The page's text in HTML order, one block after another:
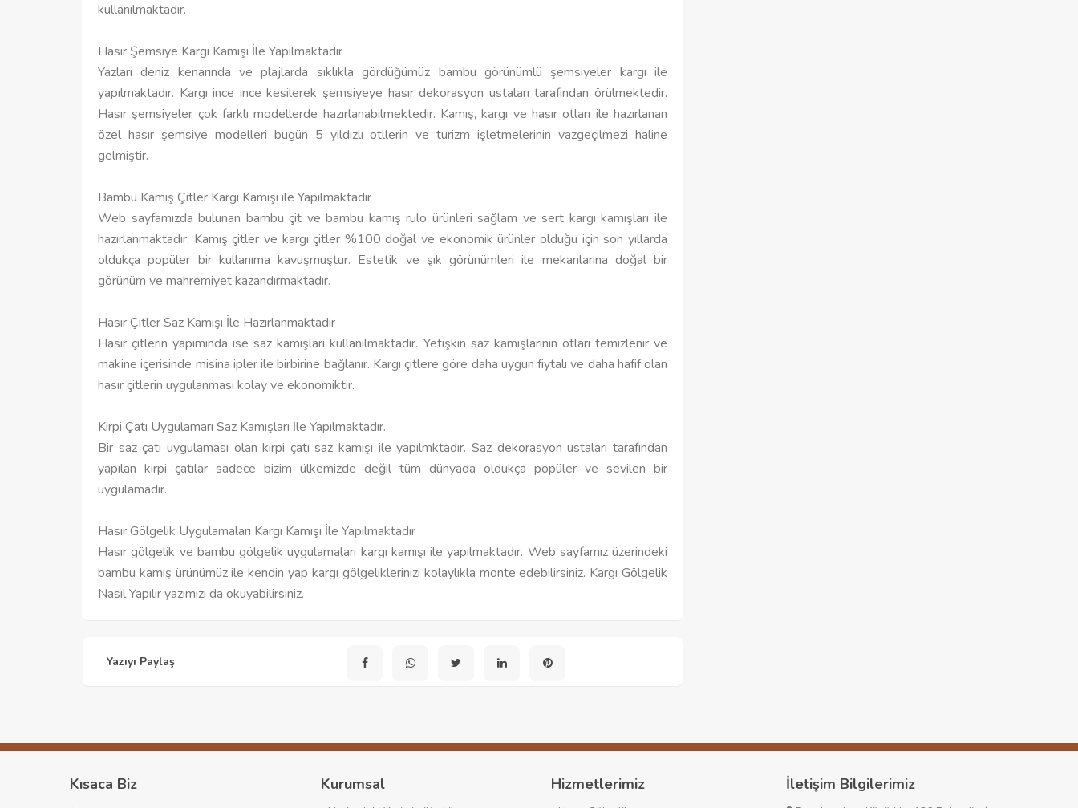
kullanılmaktadır.
Hasır Şemsiye Kargı Kamışı İle Yapılmaktadır
Yazları deniz kenarında ve plajlarda sıklıkla gördüğümüz bambu görünümlü şemsiyeler kargı ile
yapılmaktadır. Kargı ince ince kesilerek şemsiyeye hasır dekorasyon ustaları tarafından örülmektedir.
Hasır şemsiyeler çok farklı modellerde hazırlanabilmektedir. Kamış, kargı ve hasır otları ile hazırlanan
özel hasır şemsiye modelleri bugün 5 yıldızlı otllerin ve turizm işletmelerinin vazgeçilmezi haline
gelmiştir.
Bambu Kamış Çitler Kargı Kamışı ile Yapılmaktadır
Web sayfamızda bulunan bambu çit ve bambu kamış rulo ürünleri sağlam ve sert kargı kamışları ile
hazırlanmaktadır. Kamış çitler ve kargı çitler %100 doğal ve ekonomik ürünler olduğu için son yıllarda
oldukça popüler bir kullanıma kavuşmuştur. Estetik ve şık görünümleri ile mekanlarına doğal bir
görünüm ve mahremiyet kazandırmaktadır.
Hasır Çitler Saz Kamışı İle Hazırlanmaktadır
Hasır çitlerin yapımında ise saz kamışları kullanılmaktadır. Yetişkin saz kamışlarının otları temizlenir ve
makine içerisinde misina ipler ile birbirine bağlanır. Kargı çitlere göre daha uygun fiytalı ve daha hafif olan
hasır çitlerin uygulanması kolay ve ekonomiktir.
Kirpi Çatı Uygulamarı Saz Kamışları İle Yapılmaktadır.
Bir saz çatı uygulaması olan kirpi çatı saz kamışı ile yapılmktadır. Saz dekorasyon ustaları tarafından
yapılan kirpi çatılar sadece bizim ülkemizde değil tüm dünyada oldukça popüler ve sevilen bir
uygulamadır.
Hasır Gölgelik Uygulamaları Kargı Kamışı İle Yapılmaktadır
Hasır gölgelik ve bambu gölgelik uygulamaları kargı kamışı ile yapılmaktadır. Web sayfamız üzerindeki
bambu kamış ürünümüz ile kendin yap kargı gölgeliklerinizi kolaylıkla monte edebilirsiniz. Kargı Gölgelik
Nasıl Yapılır yazımızı da okuyabilirsiniz.
Yazıyı Paylaş
Kısaca Biz Kurumsal Hizmetlerimiz İletişim Bilgilerimiz